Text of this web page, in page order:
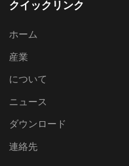
クイックリンク
ホーム
産業
について
ニュース
ダウンロード
連絡先